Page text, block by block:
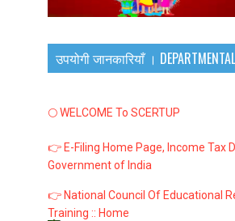
उपयोगी जानकारियाँ ।
🌕 WELCOME To SCERTUP
👉 E-Filing Home Page, Income Tax
Government of India
👉 National Council Of Educational
Training :: Home